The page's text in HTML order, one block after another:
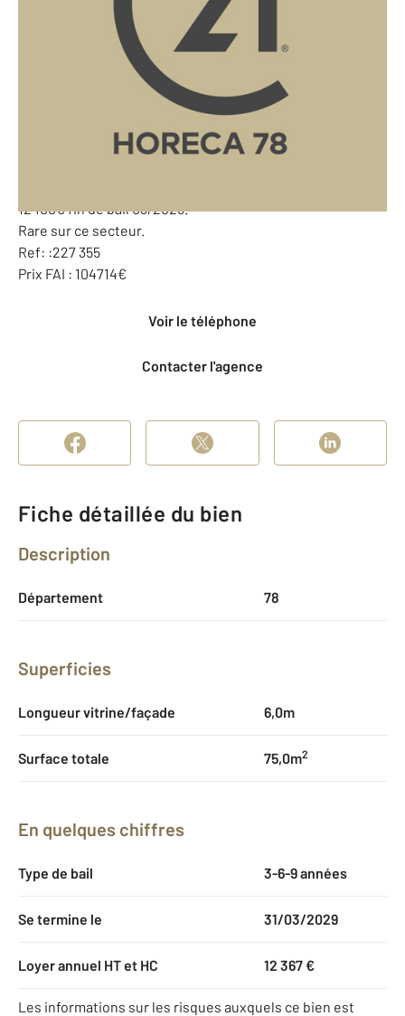
78- Droit au bail Centre ville Touristique , local de 75m2
avec une surface commerciale de 46 m2 , secteur
Century 21 horeca vous propose ce droit au bail d'un local
commercial idéalement situé sur un axe passant du
12400€ fin de bail 03/2029.
Rare sur ce secteur.
Ref: :227 355
Prix FAI : 104714€
Voir le téléphone
Contacter l'agence
Fiche détaillée du bien
Description
Département 78
Superficies
Longueur vitrine/façade 6,0m
Surface totale 75,0m2
En quelques chiffres
Type de bail 3-6-9 années
Se termine le 31/03/2029
Loyer annuel HT et HC 12 367 €
Les informations sur les risques auxquels ce bien est